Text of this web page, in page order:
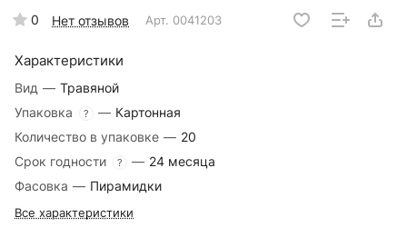
0 Нет отзывов Арт. 0041203
Характеристики
Вид — Травяной
Упаковка
? — Картонная
Количество в упаковке — 20
Срок годности
? — 24 месяца
Фасовка — Пирамидки
Все характеристики